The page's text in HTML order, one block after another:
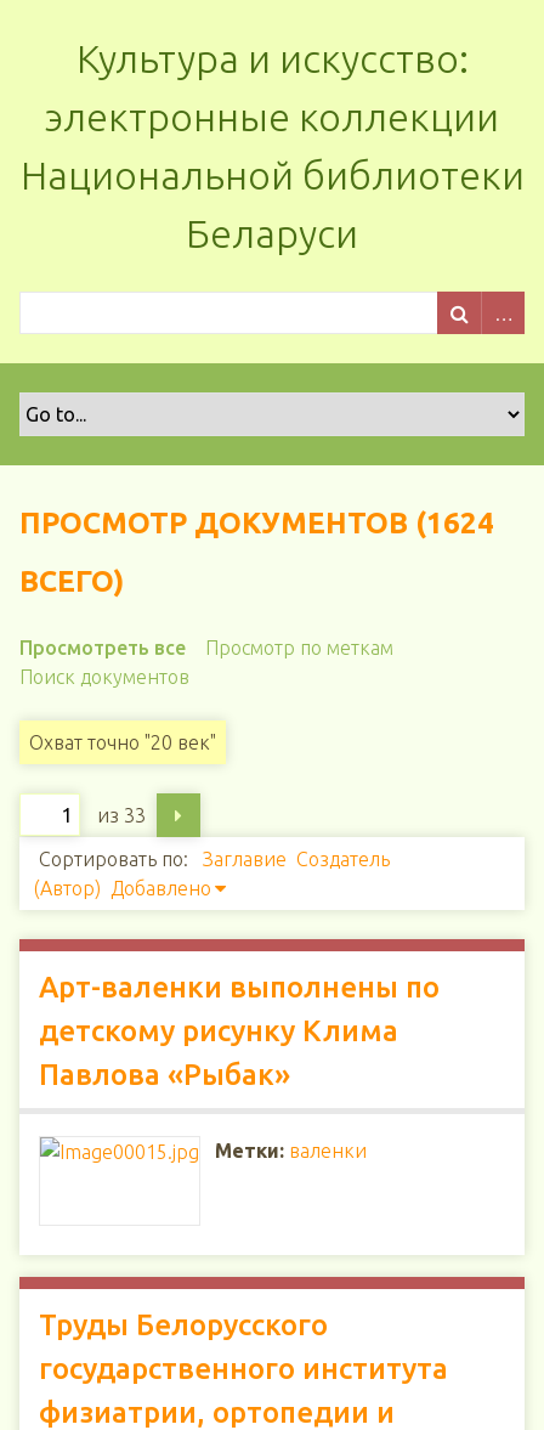
Культура и искусство:
электронные коллекции
Национальной библиотеки
Беларуси
ПРОСМОТР ДОКУМЕНТОВ (1624
ВСЕГО)
Просмотреть все
Просмотр по меткам
Поиск документов
Охват точно "20 век"
из 33
Сортировать по: Заглавие Создатель
(Автор)
Добавлено
Арт-валенки выполнены по
детскому рисунку Клима
Павлова «Рыбак»
Метки: валенки
Труды Белорусского
государственного института
физиатрии, ортопедии и